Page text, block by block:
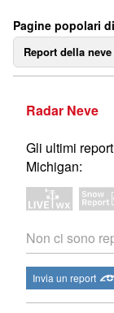
Pagine popolari
Report della neve
Radar Neve
Gli ultimi
Michigan:
Non ci sono
Invia un report